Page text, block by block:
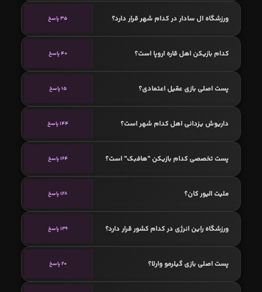
ورزشگاه ال سادار در کدام شهر قرار دارد؟ 35 پاسخ
کدام بازیکن اهل قاره اروپا است؟ 40 پاسخ
پست اصلی بازی عقیل اعتمادی؟ 15 پاسخ
داریوش یزدانی اهل کدام شهر است؟ 144 پاسخ
پست تخصصی کدام بازیکن "هافبک" است؟ 164 پاسخ
ملیت الیور کان؟ 128 پاسخ
ورزشگاه راین انرژی در کدام کشور قرار دارد؟ 136 پاسخ
پست اصلی بازی گیلرمو وارلا؟ 20 پاسخ